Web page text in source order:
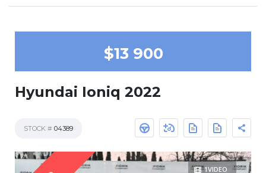
$13 900
Hyundai Ioniq 2022
STOCK # 04389
1VIDEO